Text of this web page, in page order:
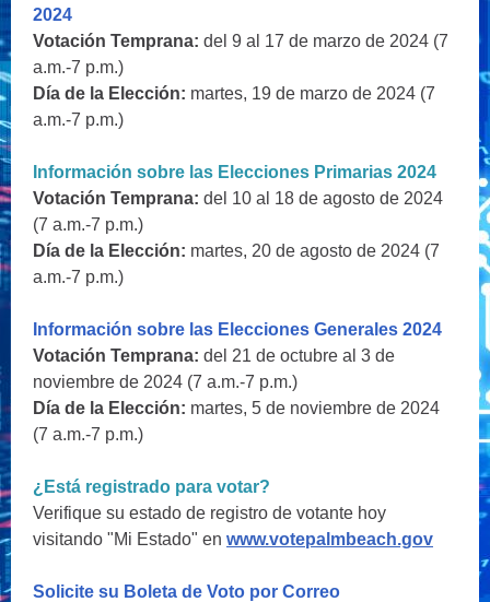
2024
Votación Temprana: del 9 al 17 de marzo de 2024 (7
a.m.-7 p.m.)
Día de la Elección: martes, 19 de marzo de 2024 (7
a.m.-7 p.m.)
Información sobre las Elecciones Primarias 2024
Votación Temprana: del 10 al 18 de agosto de 2024
(7 a.m.-7 p.m.)
Día de la Elección: martes, 20 de agosto de 2024 (7
a.m.-7 p.m.)
Información sobre las Elecciones Generales 2024
Votación Temprana: del 21 de octubre al 3 de
noviembre de 2024 (7 a.m.-7 p.m.)
Día de la Elección: martes, 5 de noviembre de 2024
(7 a.m.-7 p.m.)
¿Está registrado para votar?
Verifique su estado de registro de votante hoy
visitando "Mi Estado" en www.votepalmbeach.gov
Solicite su Boleta de Voto por Correo